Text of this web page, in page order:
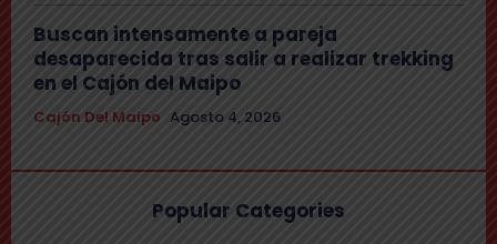
Buscan intensamente a pareja
desaparecida tras salir a realizar trekking
en el Cajón del Maipo
Cajón Del Maipo Agosto 4, 2026
Popular Categories